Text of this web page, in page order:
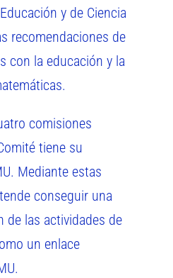
y de Ciencia
recomendaciones de
con la educación y la
comisiones
tiene su
Mediante estas
conseguir una
de las actividades de
un enlace